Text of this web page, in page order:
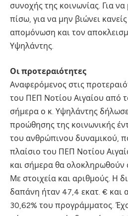
συνοχής της κοινωνίας. Για να
πίσω, για να μην βιώνει
απομόνωση και τον
Υψηλάντης.
Οι προτεραιότητες
Αναφερόμενος στις
του ΠΕΠ Νοτίου Αιγαίου από
σήμερα ο κ. Υψηλάντης
προώθησης της κοινωνικής
του ανθρώπινου δυναμικού,
πλαίσιο του ΠΕΠ Νοτίου
και σήμερα θα ολοκληρωθούν
Με στοιχεία και αριθμούς. Η
δαπάνη ήταν 47,4 εκατ. € και
30,62% του προγράμματος.